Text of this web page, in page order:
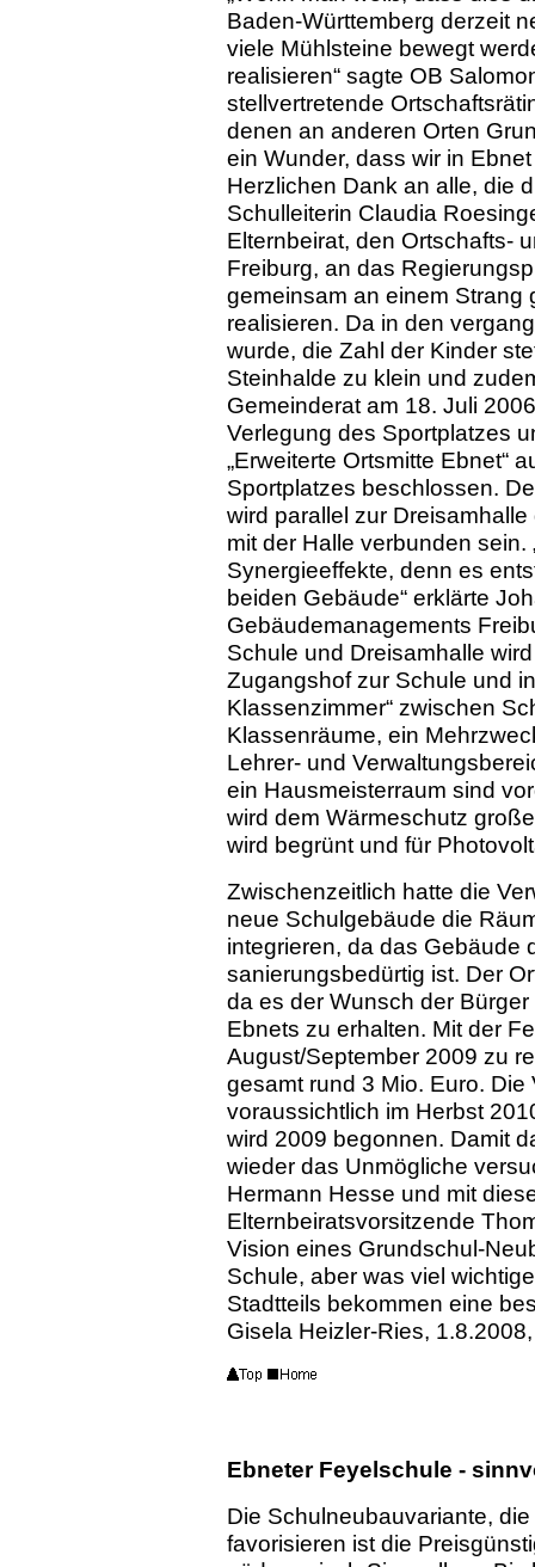
Baden-Württemberg derzeit
viele Mühl­steine bewegt
realisieren“ sagte OB
stellvertretende
denen an anderen Orten
ein Wunder, dass wir in
Herzlichen Dank an alle, die
Schulleiterin Claudia
Elternbeirat, den Ortschafts-
Freiburg, an das
gemeinsam an einem
realisieren. Da in den
wurde, die Zahl der Kinder
Steinhalde zu klein und
Gemeinderat am 18. Juli
Verlegung des Sportplatzes
„Erweiterte Ortsmitte Ebnet“
Sportplatzes beschlossen.
wird parallel zur
mit der Halle ver­bunden
Synergieeffekte, denn es
beiden Gebäude“ erklärte
Gebäudemanagements
Schule und Dreisamhalle
Zugangshof zur Schule und
Klassenzimmer“ zwischen
Klassenräume, ein
Lehrer- und
ein Hausmeisterraum sind
wird dem Wärmeschutz
wird begrünt und für
Zwischenzeitlich hatte die
neue Schul­gebäude die
integrieren, da das Gebäude
sanierungsbedürtig ist. Der
da es der Wunsch der
Ebnets zu erhalten. Mit der
August/September 2009 zu
gesamt rund 3 Mio. Euro.
voraussichtlich im Herbst
wird 2009 begonnen. Damit
wieder das Unmögliche
Hermann Hesse und mit
Elternbeiratsvorsitzende
Vision eines Grundschul-
Schule, aber was viel
Stadtteils bekommen eine
Gisela Heizler-Ries,
Ebneter Feyelschule -
Die Schulneubauvariante,
favorisieren ist die